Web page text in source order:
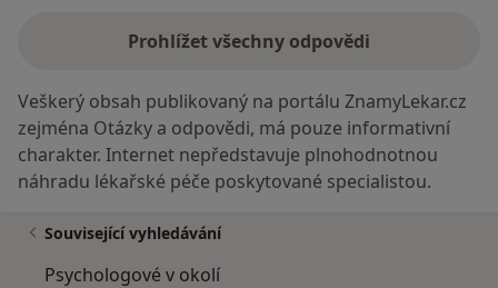
Prohlížet všechny odpovědi
Veškerý obsah publikovaný na portálu ZnamyLekar.cz
zejména Otázky a odpovědi, má pouze informativní
charakter. Internet nepředstavuje plnohodnotnou
náhradu lékařské péče poskytované specialistou.
Související vyhledávání
Psychologové v okolí